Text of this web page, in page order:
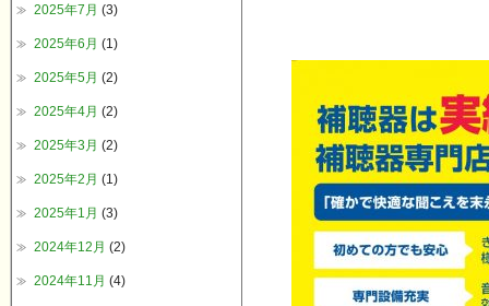
2025年7月 (3)
2025年6月 (1)
2025年5月 (2)
2025年4月 (2)
2025年3月 (2)
2025年2月 (1)
2025年1月 (3)
2024年12月 (2)
2024年11月 (4)